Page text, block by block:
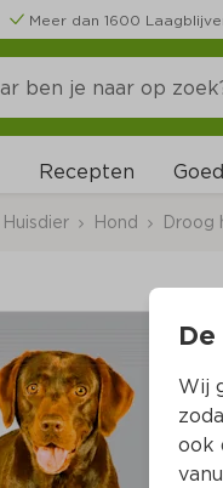
Meer dan 1600
Recepten
Huisdier Hond Droog
Wij
ook